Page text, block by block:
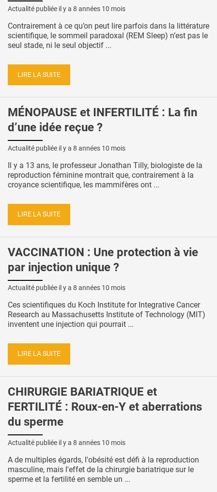
Actualité publiée il y a 8 années 10 mois
Contrairement à ce qu’on peut lire parfois dans la littérature
scientifique, le sommeil paradoxal (REM Sleep) n’est pas le
seul stade, ni le seul objectif ...
LIRE LA SUITE
MÉNOPAUSE et INFERTILITÉ : La fin
d’une idée reçue ?
Actualité publiée il y a 8 années 10 mois
Il y a 13 ans, le professeur Jonathan Tilly, biologiste de la
reproduction féminine montrait que, contrairement à la
croyance scientifique, les mammifères ont ...
LIRE LA SUITE
VACCINATION : Une protection à vie
par injection unique ?
Actualité publiée il y a 8 années 10 mois
Ces scientifiques du Koch Institute for Integrative Cancer
Research au Massachusetts Institute of Technology (MIT)
inventent une injection qui pourrait ...
LIRE LA SUITE
CHIRURGIE BARIATRIQUE et
FERTILITÉ : Roux-en-Y et aberrations
du sperme
Actualité publiée il y a 8 années 10 mois
A de multiples égards, l'obésité est défi à la reproduction
masculine, mais l'effet de la chirurgie bariatrique sur le
sperme et la fertilité en semble un ...